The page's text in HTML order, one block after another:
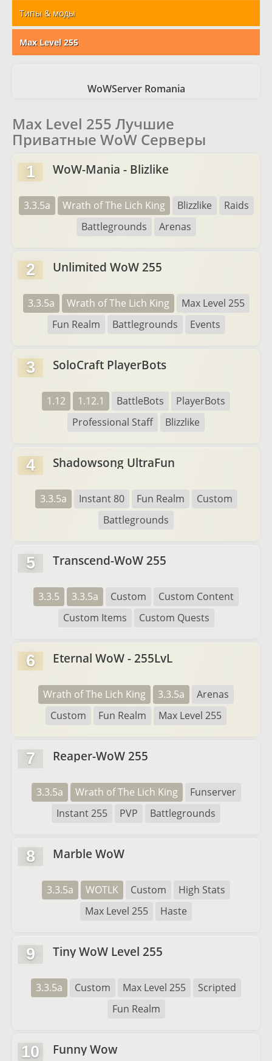
Типы & моды
Max Level 255
WoWServer Romania
Max Level 255 Лучшие
Приватные WoW Серверы
1 WoW-Mania - Blizlike
3.3.5a Wrath of The Lich King Blizzlike
Raids
Battlegrounds
Arenas
2 Unlimited WoW 255
3.3.5a Wrath of The Lich King
Max Level 255
Fun Realm
Battlegrounds Events
3 SoloCraft PlayerBots
1.12 1.12.1 BattleBots
PlayerBots
Professional Staff
Blizzlike
4 Shadowsong UltraFun
3.3.5a Instant 80 Fun Realm
Custom
Battlegrounds
5 Transcend-WoW 255
3.3.5 3.3.5a Custom
Custom Content
Custom Items
Custom Quests
6 Eternal WoW - 255LvL
Wrath of The Lich King 3.3.5a
Arenas
Custom
Fun Realm Max Level 255
7 Reaper-WoW 255
3.3.5a Wrath of The Lich King
Funserver
Instant 255
PVP Battlegrounds
8 Marble WoW
3.3.5a WOTLK Custom
High Stats
Max Level 255
Haste
9 Tiny WoW Level 255
3.3.5a Custom Max Level 255
Scripted
Fun Realm
10 Funny Wow